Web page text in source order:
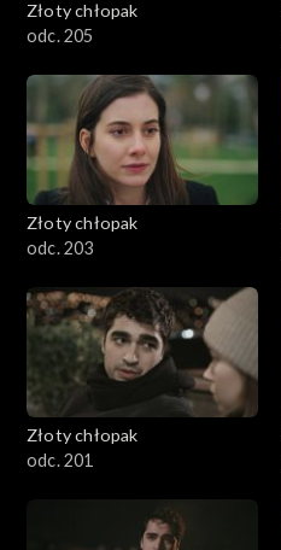
Złoty chłopak
odc. 205
Złoty chłopak
odc. 203
Złoty chłopak
odc. 201